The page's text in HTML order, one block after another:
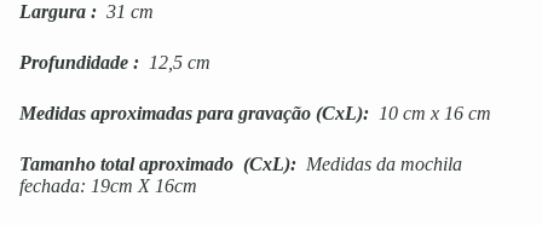
Largura : 31 cm
Profundidade : 12,5 cm
Medidas aproximadas para gravação (CxL): 10 cm x 16 cm
Tamanho total aproximado (CxL): Medidas da mochila
fechada: 19cm X 16cm